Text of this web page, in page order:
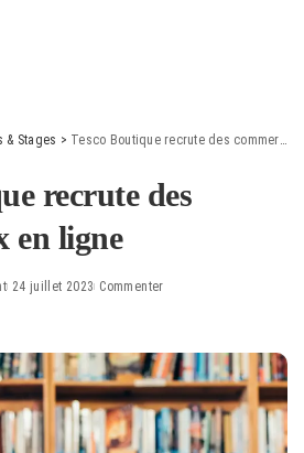
& Stages > Tesco Boutique recrute des commerciaux en ligne
recrute des
en ligne
24 juillet 2023 Commenter